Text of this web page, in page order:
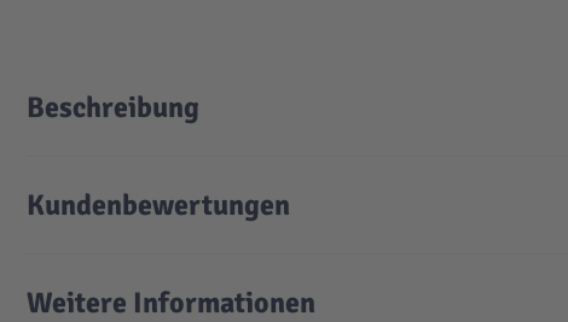
Beschreibung
Kundenbewertungen
Weitere Informationen